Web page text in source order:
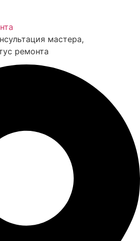
мастера,
ремонта